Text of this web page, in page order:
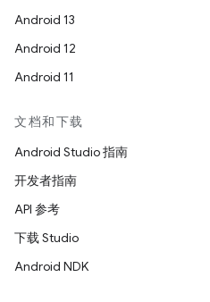
Android 13
Android 12
Android 11
文档和下载
Android Studio 指南
开发者指南
API 参考
下载 Studio
Android NDK